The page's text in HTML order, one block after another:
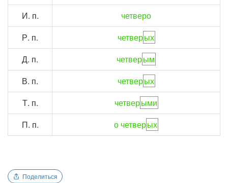
И. п.
четверо
Р. п.
четверых
Д. п.
четверым
В. п.
четверых
Т. п.
четверыми
П. п.
о четверых
Поделиться